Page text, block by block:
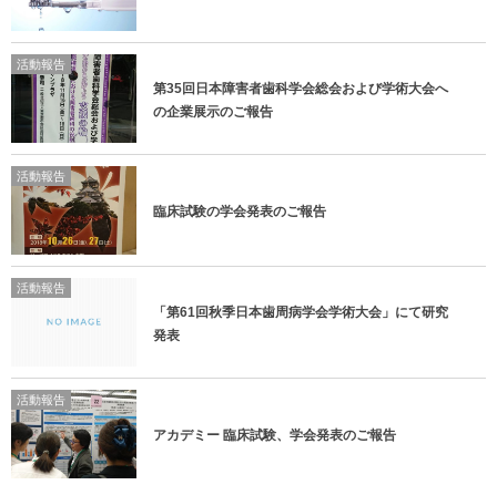
活動報告
第35回日本障害者歯科学会総会および学術大会へ
の企業展示のご報告
活動報告
臨床試験の学会発表のご報告
活動報告
「第61回秋季日本歯周病学会学術大会」にて研究
発表
活動報告
アカデミー 臨床試験、学会発表のご報告